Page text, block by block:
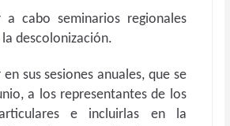
seminarios regionales
descolonización.
sus sesiones anuales, que se
a los representantes de los
e incluirlas en la